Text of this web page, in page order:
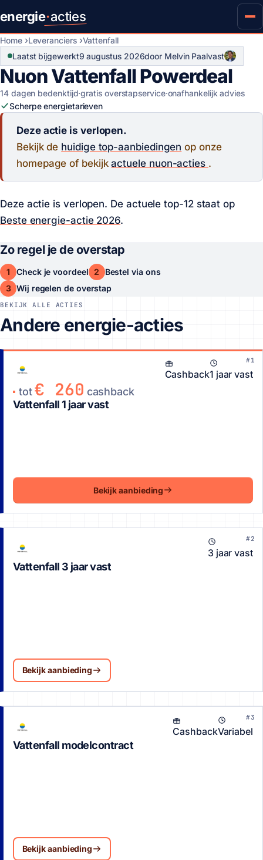
energie·acties
Home Leveranciers
Vattenfall
Laatst bijgewerkt9 augustus 2026door Melvin Paalvast
Nuon Vattenfall Powerdeal
14 dagen bedenktijd·gratis overstapservice·onafhankelijk advies
Scherpe energietarieven
Deze actie is verlopen.
Bekijk de huidige top-aanbiedingen op onze
homepage of bekijkactuele nuon-acties .
Deze actie is verlopen. De actuele top-12 staat op
Beste energie-actie 2026.
Zo regel je de overstap
1 Check je voordeel 2
Bestel via ons
3 Wij regelen de overstap
BEKIJK ALLE ACTIES
Andere energie-acties
#1
Cashback1 jaar vast
tot € 260 cashback
Vattenfall 1 jaar vast
Bekijk aanbieding
#2
3 jaar vast
Vattenfall 3 jaar vast
Bekijk aanbieding
#3
CashbackVariabel
Vattenfall modelcontract
Bekijk aanbieding